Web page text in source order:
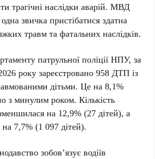
трагічні наслідки аварій. МВД
звичка пристібатися здатна
травм та фатальних наслідків.
патрульної поліції НПУ, за
року зареєстровано958 ДТП із
дітьми. Це на 8,1%
з минулим роком. Кількість
на 12,9% (27 дітей), а
7,7% (1 097 дітей).
зобов’язує водіїв